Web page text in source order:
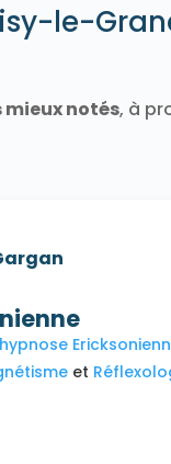
le-
mieux notés, à